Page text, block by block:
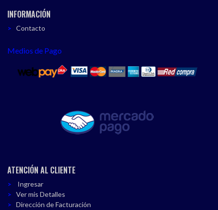
INFORMACIÓN
Contacto
Medios de Pago
ATENCIÓN AL CLIENTE
Ingresar
Ver mis Detalles
Dirección de Facturación